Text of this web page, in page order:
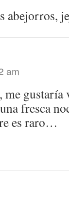
abejorros,
am
me gustaría
fresca
es raro…